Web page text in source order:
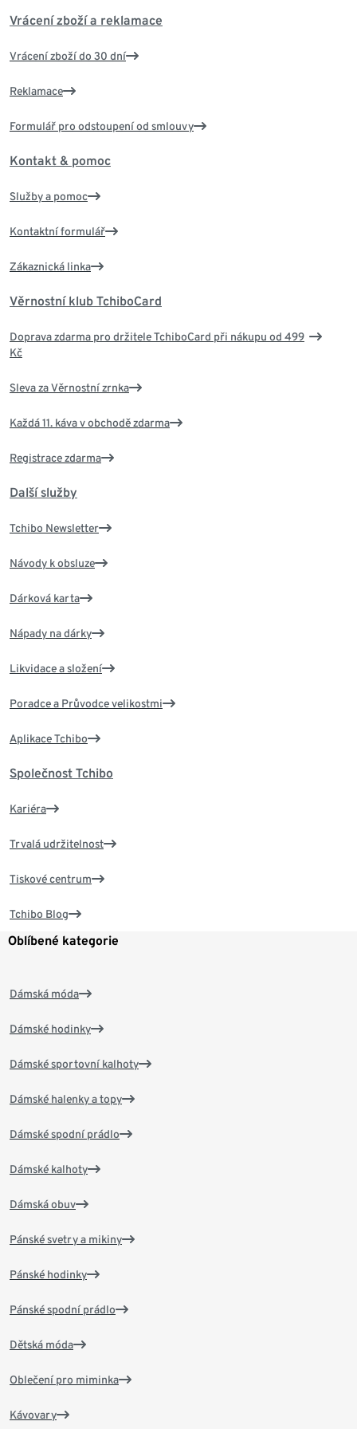
Vrácení zboží a reklamace
Vrácení zboží do 30 dní
Reklamace
Formulář pro odstoupení od smlouvy
Kontakt & pomoc
Služby a pomoc
Kontaktní formulář
Zákaznická linka
Věrnostní klub TchiboCard
Doprava zdarma pro držitele TchiboCard při nákupu od 499
Kč
Sleva za Věrnostní zrnka
Každá 11. káva v obchodě zdarma
Registrace zdarma
Další služby
Tchibo Newsletter
Návody k obsluze
Dárková karta
Nápady na dárky
Likvidace a složení
Poradce a Průvodce velikostmi
Aplikace Tchibo
Společnost Tchibo
Kariéra
Trvalá udržitelnost
Tiskové centrum
Tchibo Blog
Oblíbené kategorie
Dámská móda
Dámské hodinky
Dámské sportovní kalhoty
Dámské halenky a topy
Dámské spodní prádlo
Dámské kalhoty
Dámská obuv
Pánské svetry a mikiny
Pánské hodinky
Pánské spodní prádlo
Dětská móda
Oblečení pro miminka
Kávovary